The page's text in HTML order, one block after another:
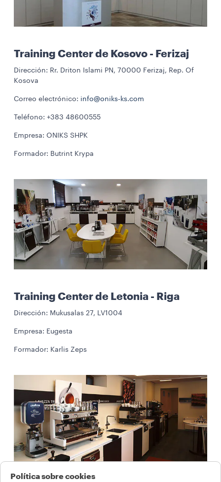
Training Center de Kosovo - Ferizaj
Dirección: Rr. Driton Islami PN, 70000 Ferizaj, Rep. Of
Kosova
Correo electrónico: info@oniks-ks.com
Teléfono: +383 48600555
Empresa: ONIKS SHPK
Formador: Butrint Krypa
Training Center de Letonia - Riga
Dirección: Mukusalas 27, LV1004
Empresa: Eugesta
Formador: Karlis Zeps
Política sobre cookies